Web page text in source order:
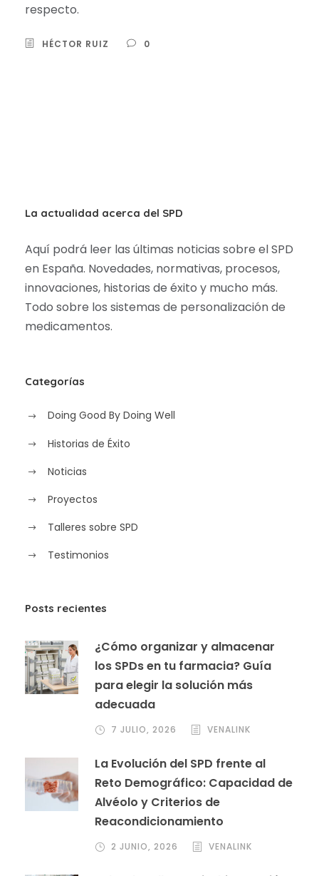
respecto.
HÉCTOR RUIZ 0
La actualidad acerca del SPD
Aquí podrá leer las últimas noticias sobre el SPD
en España. Novedades, normativas, procesos,
innovaciones, historias de éxito y mucho más.
Todo sobre los sistemas de personalización de
medicamentos.
Categorías
Doing Good By Doing Well
Historias de Éxito
Noticias
Proyectos
Talleres sobre SPD
Testimonios
Posts recientes
¿Cómo organizar y almacenar
los SPDs en tu farmacia? Guía
para elegir la solución más
adecuada
7 JULIO, 2026 VENALINK
La Evolución del SPD frente al
Reto Demográfico: Capacidad de
Alvéolo y Criterios de
Reacondicionamiento
2 JUNIO, 2026 VENALINK